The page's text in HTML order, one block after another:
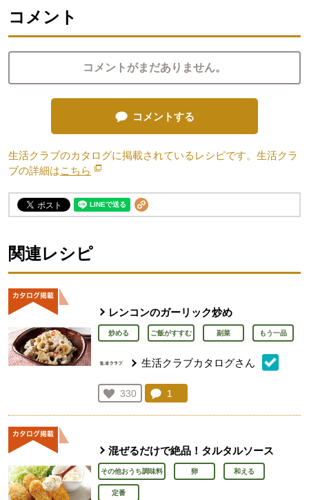
コメント
コメントがまだありません。
コメントする
生活クラブのカタログに掲載されているレシピです。生活クラ
ブの詳細はこちら 別のウィンドウで開きます。
関連レシピ
レンコンのガーリック炒め
炒める ご飯がすすむ 副菜 もう一品
生活クラブカタログさん
お気に入り登録：
330
人が登録
コメント：
1
混ぜるだけで絶品！タルタルソース
その他おうち調味料 卵 和える
定番